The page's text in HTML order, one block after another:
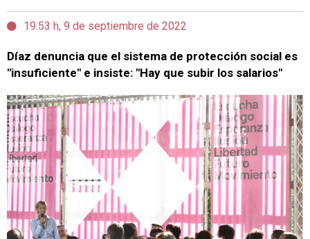
19:53 h, 9 de septiembre de 2022
Díaz denuncia que el sistema de protección social es
"insuficiente" e insiste: "Hay que subir los salarios"